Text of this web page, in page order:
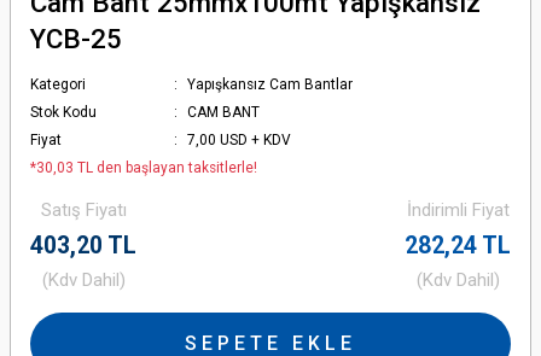
YCB-25
Kategori
Yapışkansız Cam Bantlar
Stok Kodu
CAM BANT
Fiyat
7,00 USD + KDV
*30,03 TL den başlayan taksitlerle!
Satış Fiyatı
403,20 TL
(Kdv Dahil)
İndirimli Fiyat
282,24 TL
(Kdv Dahil)
SEPETE EKLE